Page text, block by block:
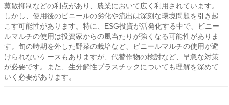
蒸散抑制などの利点があり、農業において広く利用されています。
しかし、使用後のビニールの劣化や流出は深刻な環境問題を引き起
こす可能性があります。特に、ESG投資が活発化する中で、ビニー
ルマルチの使用は投資家からの風当たりが強くなる可能性がありま
す。旬の時期を外した野菜の栽培など、ビニールマルチの使用が避
けられないケースもありますが、代替作物の検討など、早急な対策
が必要です。また、生分解性プラスチックについても理解を深めて
いく必要があります。